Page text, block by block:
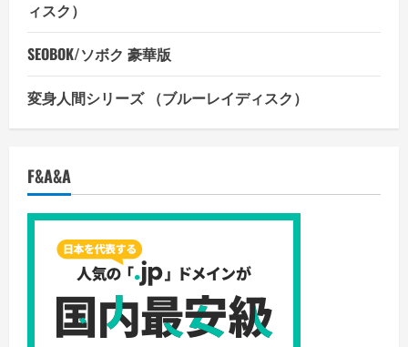
ィスク）
SEOBOK/ソボク 豪華版
変身人間シリーズ （ブルーレイディスク）
F&A&A